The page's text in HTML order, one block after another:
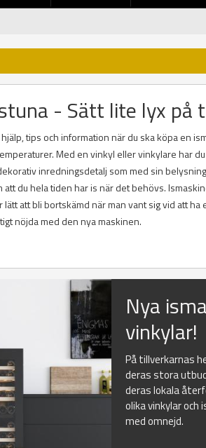
- Sätt lite lyx på
tips och information när du ska köpa en
Med en vinkyl eller vinkylare har
inredningsdetalj som med sin
du hela tiden har is när det behövs.
att bli bortskämd när man vant sig vid att ha
nöjda med den nya maskinen.
Nya
vinkylar!
På tillverkarnas
deras stora
deras lokala
olika vinkylar och
med omnejd.